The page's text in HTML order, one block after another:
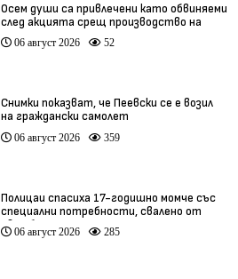
Осем души са привлечени като обвиняеми
след акцията срещ производство на
фентанил
06 август 2026 52
Снимки показват, че Пеевски се е возил
на граждански самолет
06 август 2026 359
Полицаи спасиха 17-годишно момче със
специални потребности, свалено от
автобус
06 август 2026 285